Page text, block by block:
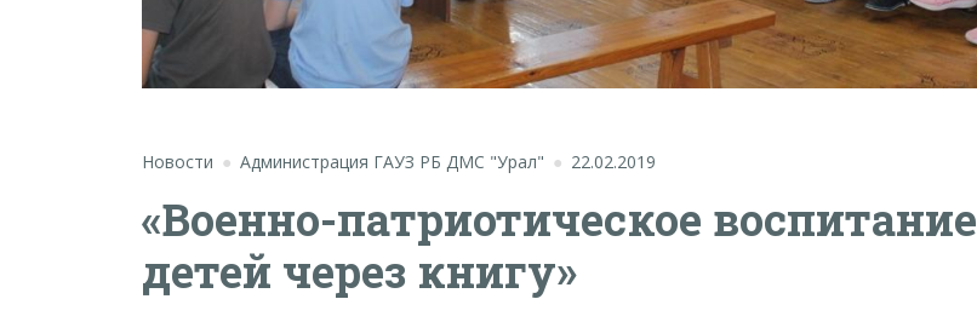
Новости Администрация ГАУЗ РБ ДМС "Урал" 22.02.2019
«Военно-патриотическое воспитание
детей через книгу»